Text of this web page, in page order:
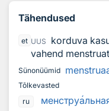
Tähendused
et UUS
korduva
vahend
Sünonüümid
Tõlkevasted
ru
менструа